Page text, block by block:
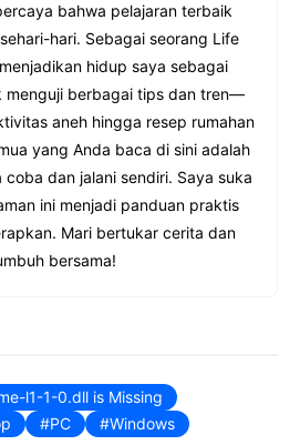
bahwa pelajaran terbaik
hari. Sebagai seorang Life
hidup saya sebagai
menguji berbagai tips dan tren—
aneh hingga resep rumahan
yang Anda baca di sini adalah
dan jalani sendiri. Saya suka
ini menjadi panduan praktis
Mari bertukar cerita dan
bersama!
l1-1-0.dll is Missing
PC Windows